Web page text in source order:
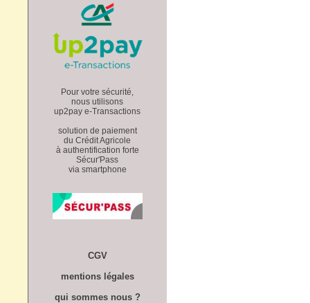
Pour votre sécurité,
nous utilisons
up2pay e-Transactions
solution de paiement
du Crédit Agricole
à authentification forte
Sécur'Pass
via smartphone
CGV
mentions légales
qui sommes nous ?